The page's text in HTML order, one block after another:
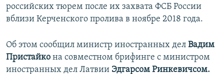
российских тюрем после их захвата ФСБ России
вблизи Керченского пролива в ноябре 2018 года.
Об этом сообщил министр иностранных дел Вадим
Пристайко на совместном брифинге с министром
иностранных дел Латвии Эдгарсом Ринкевичсом.